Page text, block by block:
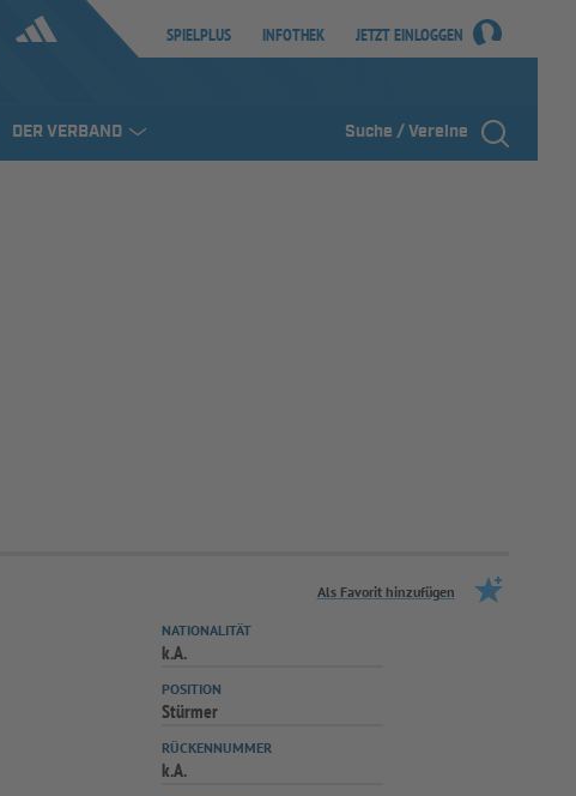
SPIELPLUS INFOTHEK JETZT EINLOGGEN
DER VERBAND Suche / Vereine
Als Favorit hinzufügen
NATIONALITÄT
k.A.
POSITION
Stürmer
RÜCKENNUMMER
k.A.